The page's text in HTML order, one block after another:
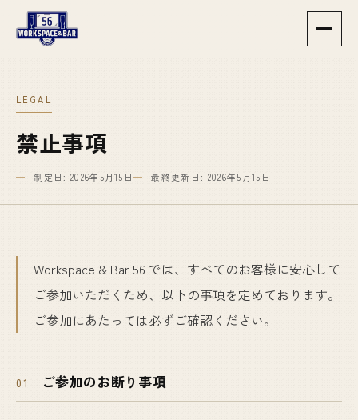
LEGAL
禁止事項
制定日: 2026年5月15日 最終更新日: 2026年5月15日
Workspace & Bar 56 では、すべてのお客様に安心して
ご参加いただくため、以下の事項を定めております。
ご参加にあたっては必ずご確認ください。
01 ご参加のお断り事項